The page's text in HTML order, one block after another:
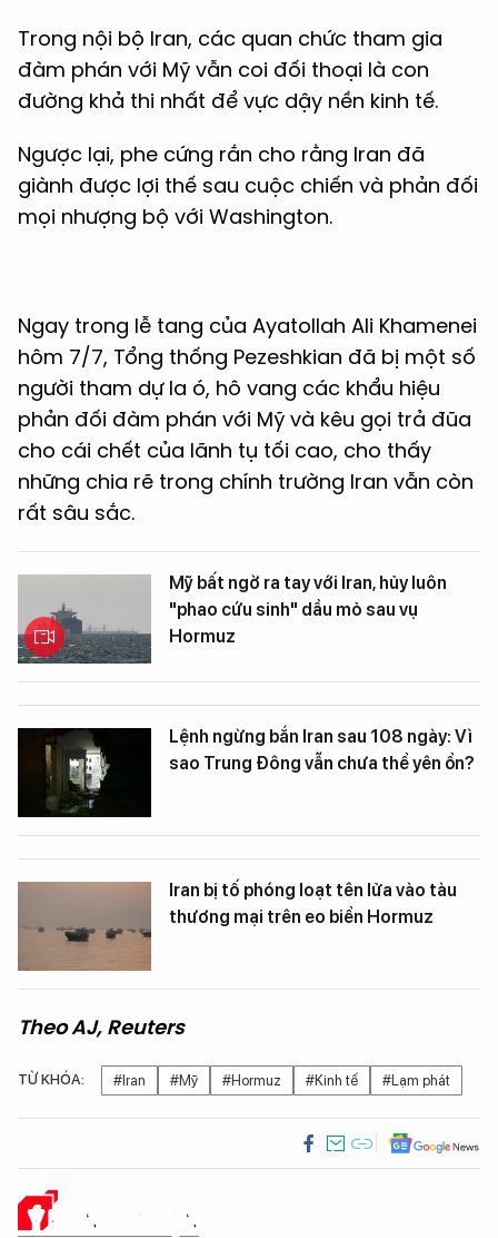
Trong nội bộ Iran, các quan chức tham gia
đàm phán với Mỹ vẫn coi đối thoại là con
đường khả thi nhất để vực dậy nền kinh tế.
Ngược lại, phe cứng rắn cho rằng Iran đã
giành được lợi thế sau cuộc chiến và phản đối
mọi nhượng bộ với Washington.
Ngay trong lễ tang của Ayatollah Ali Khamenei
hôm 7/7, Tổng thống Pezeshkian đã bị một số
người tham dự la ó, hô vang các khẩu hiệu
phản đối đàm phán với Mỹ và kêu gọi trả đũa
cho cái chết của lãnh tụ tối cao, cho thấy
những chia rẽ trong chính trường Iran vẫn còn
rất sâu sắc.
Mỹ bất ngờ ra tay với Iran, hủy luôn
"phao cứu sinh" dầu mỏ sau vụ
Hormuz
Lệnh ngừng bắn Iran sau 108 ngày: Vì
sao Trung Đông vẫn chưa thể yên ổn?
Iran bị tố phóng loạt tên lửa vào tàu
thương mại trên eo biển Hormuz
Theo AJ, Reuters
TỪ KHÓA: #Iran #Mỹ #Hormuz #Kinh tế #Lạm phát
Ý KIẾN CỦA BẠN